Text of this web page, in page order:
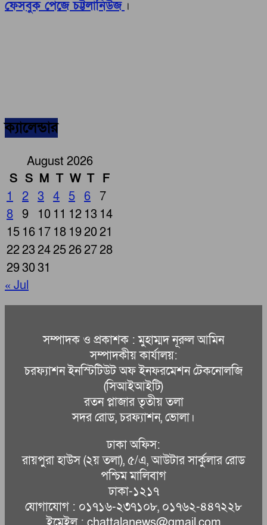
ফেসবুক পেজে চট্টলানিউজ ।
ক্যালেন্ডার
August 2026
S S M T W T F
1
2 3 4 5 6
7
8 9 10 11 12 13 14
15 16 17 18 192021
22232425262728
293031
« Jul
সম্পাদক ও প্রকাশক : মুহাম্মদ নূরুল আমিন
সম্পাদকীয় কার্যালয়:
চরফ্যাশন ইনস্টিটিউট অফ ইনফরমেশন টেকনোলজি
(সিআইআইটি)
রতন প্লাজার তৃতীয় তলা
সদর রোড, চরফ্যাশন, ভোলা।
ঢাকা অফিস:
রায়পুরা হাউস (২য় তলা), ৫/এ, আউটার সার্কুলার রোড
পশ্চিম মালিবাগ
ঢাকা-১২১৭
যোগাযোগ : ০১৭১৬-২৩৭১০৮, ০১৭৬২-৪৪৭২২৮